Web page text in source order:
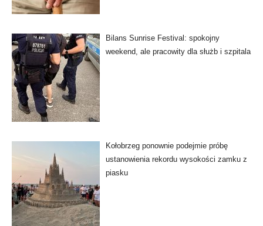
Bilans Sunrise Festival: spokojny
weekend, ale pracowity dla służb i szpitala
Kołobrzeg ponownie podejmie próbę
ustanowienia rekordu wysokości zamku z
piasku